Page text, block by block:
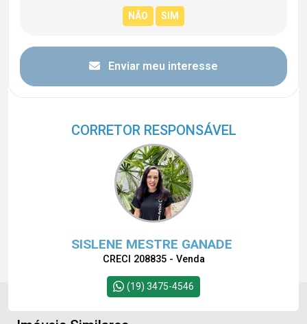
Enviar meu interesse
CORRETOR RESPONSÁVEL
SISLENE MESTRE GANADE
CRECI 208835 - Venda
(19) 3475-4546